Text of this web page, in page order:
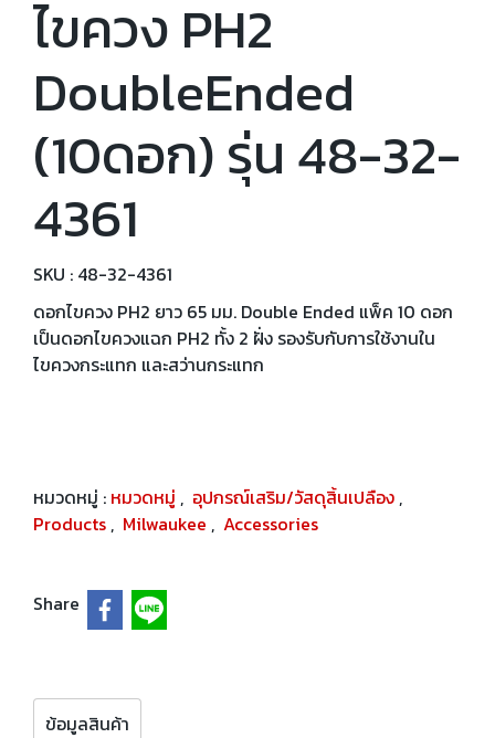
ไขควง PH2
DoubleEnded
(10ดอก) รุ่น 48-32-
4361
SKU : 48-32-4361
ดอกไขควง PH2 ยาว 65 มม. Double Ended แพ็ค 10 ดอก
เป็นดอกไขควงแฉก PH2 ทั้ง 2 ฝั่ง รองรับกับการใช้งานใน
ไขควงกระแทก และสว่านกระแทก
หมวดหมู่ : หมวดหมู่ , อุปกรณ์เสริม/วัสดุสิ้นเปลือง ,
Products , Milwaukee , Accessories
Share
ข้อมูลสินค้า